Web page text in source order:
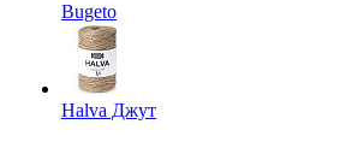
Bugeto
Halva Джут